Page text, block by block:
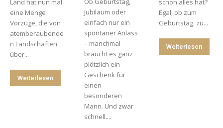
Land hat nun mal
eine Menge
Vorzüge, die von
atemberaubende
n Landschaften
über...
Weiterlesen
Jubiläum oder
einfach nur ein
spontaner Anlass
– manchmal
braucht es ganz
plötzlich ein
Geschenk für
einen
besonderen
Mann. Und zwar
schnell....
schon alles hat?
Egal, ob zum
Geburtstag, zu...
Weiterlesen